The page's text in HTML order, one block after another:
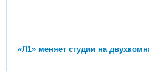
«Л1» меняет студии на